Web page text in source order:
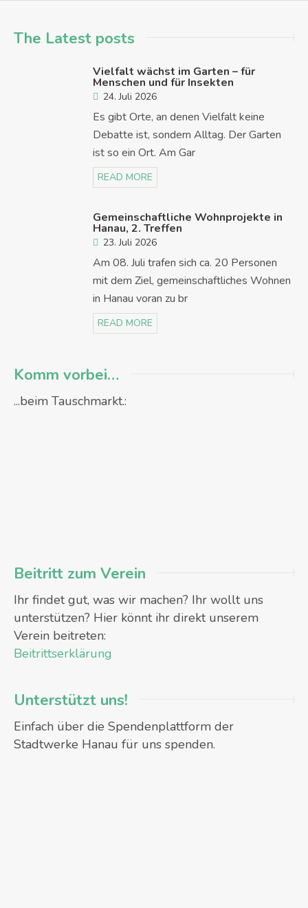
The Latest posts
Vielfalt wächst im Garten – für
Menschen und für Insekten
24. Juli 2026
Es gibt Orte, an denen Vielfalt keine
Debatte ist, sondern Alltag. Der Garten
ist so ein Ort. Am Gar
READ MORE
Gemeinschaftliche Wohnprojekte in
Hanau, 2. Treffen
23. Juli 2026
Am 08. Juli trafen sich ca. 20 Personen
mit dem Ziel, gemeinschaftliches Wohnen
in Hanau voran zu br
READ MORE
Komm vorbei…
...beim Tauschmarkt.:
Beitritt zum Verein
Ihr findet gut, was wir machen? Ihr wollt uns
unterstützen? Hier könnt ihr direkt unserem
Verein beitreten:
Beitrittserklärung
Unterstützt uns!
Einfach über die Spendenplattform der
Stadtwerke Hanau für uns spenden.